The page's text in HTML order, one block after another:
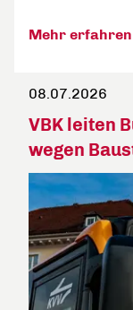
Mehr erfahren
08.07.2026
VBK leiten
wegen